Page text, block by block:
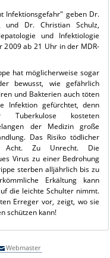
Infektionsgefahr" geben Dr.
und Dr. Christian Schulz,
und Infektiologie
2009 ab 21 Uhr in der MDR-
hat möglicherweise sogar
bewusst, wie gefährlich
und Bakterien auch töten
Infektion gefürchtet, denn
kosteten
der Medizin große
Das Risiko tödlicher
Acht. Zu Unrecht. Die
Virus zu einer Bedrohung
sterben alljährlich bis zu
Erkältung kann
die leichte Schulter nimmt.
Erreger vor, zeigt, wo sie
schützen kann!
Webmaster